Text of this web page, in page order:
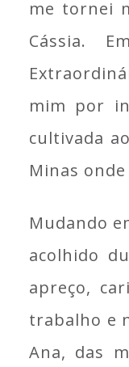
me tornei
Cássia.
mim por
cultivada
Minas
Mudando
acolhido
apreço,
trabalho e
Ana, das